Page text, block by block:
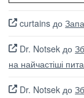
curtains до
Dr. Notsek до
на найчастіші
Dr. Notsek до